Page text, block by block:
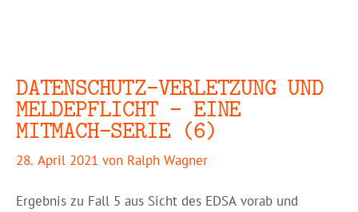
DATENSCHUTZ-VERLETZUNG UND
MELDEPFLICHT – EINE
MITMACH-SERIE (6)
28. April 2021 von Ralph Wagner
Ergebnis zu Fall 5 aus Sicht des EDSA vorab und